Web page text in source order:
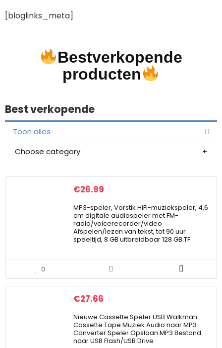
[bloglinks_meta]
Bestverkopende
producten
Best verkopende
Toon alles
Choose category
€26.99
MP3-speler, Vorstik HiFi-muziekspeler, 4,6
cm digitale audiospeler met FM-
radio/voicerecorder/video
Afspelen/lezen van tekst, tot 90 uur
speeltijd, 8 GB uitbreidbaar 128 GB TF
0
€27.66
Nieuwe Cassette Speler USB Walkman
Cassette Tape Muziek Audio naar MP3
Converter Speler Opslaan MP3 Bestand
naar USB Flash/USB Drive